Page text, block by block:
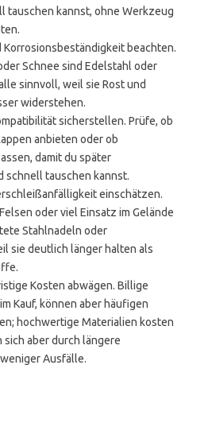
tauschen kannst, ohne Werkzeug
beachten.
Schnee sind Edelstahl oder
sinnvoll, weil sie Rost und
widerstehen.
sicherstellen. Prüfe, ob
anbieten oder ob
damit du später
schnell tauschen kannst.
einschätzen.
oder viel Einsatz im Gelände
Stahlnadeln oder
sie deutlich länger halten als
Kosten abwägen. Billige
Kauf, können aber häufigen
hochwertige Materialien kosten
sich aber durch längere
Ausfälle.